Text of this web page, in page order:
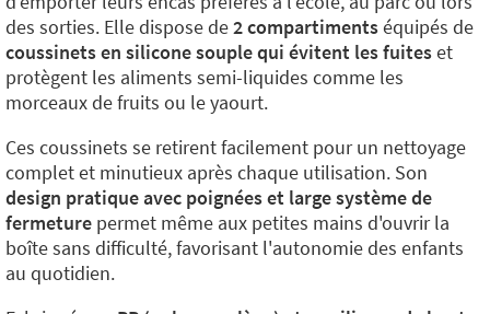
des sorties. Elle dispose de2 compartimentséquipés de
coussinets en silicone souple qui évitent les fuiteset
protègent les aliments semi-liquides comme les
morceaux de fruits ou le yaourt.
Ces coussinets se retirent facilement pour un nettoyage
complet et minutieux après chaque utilisation. Son
design pratique avec poignées et large système de
fermeture permet même aux petites mains d'ouvrir la
boîte sans difficulté, favorisant l'autonomie des enfants
au quotidien.